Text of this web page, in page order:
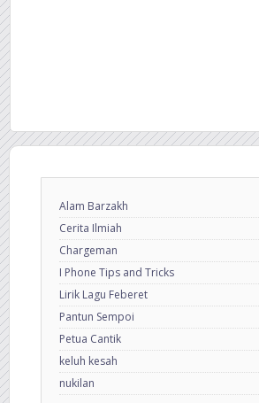
Alam Barzakh
Cerita Ilmiah
Chargeman
I Phone Tips and Tricks
Lirik Lagu Feberet
Pantun Sempoi
Petua Cantik
keluh kesah
nukilan